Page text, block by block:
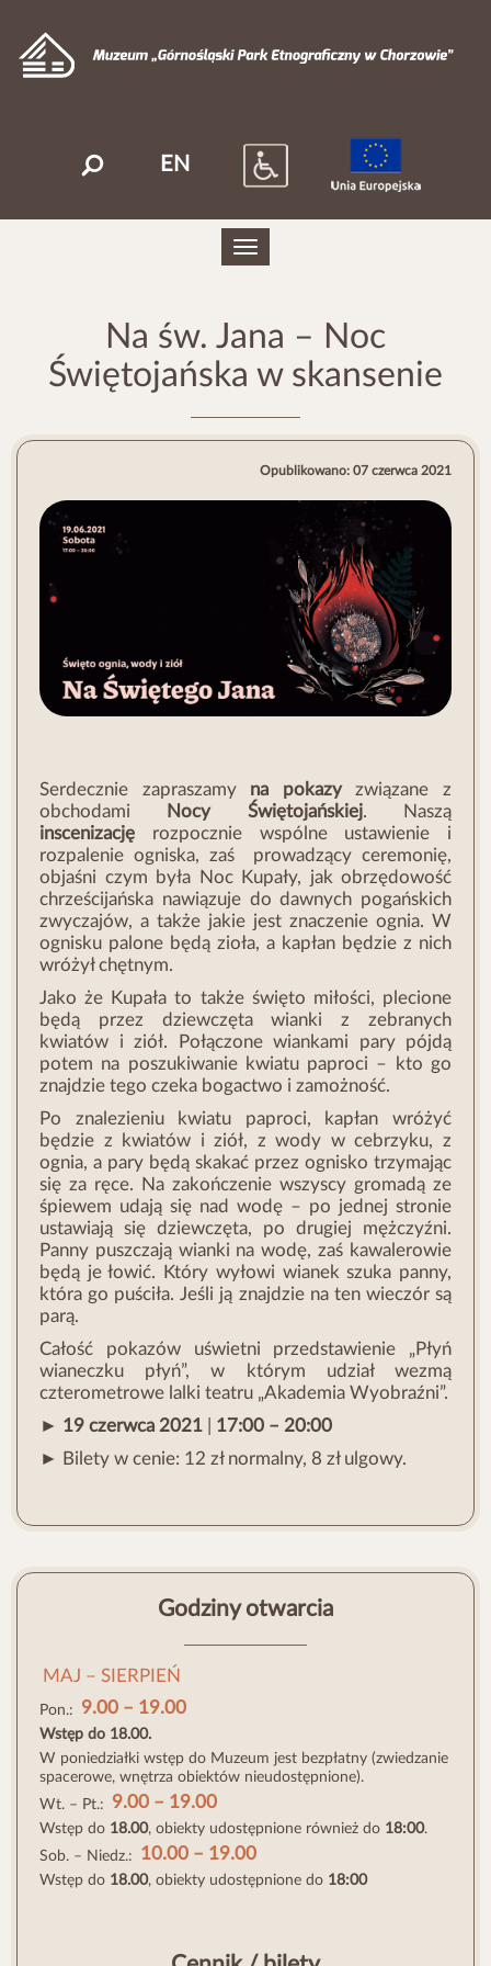
Szukaj EN
Toggle
navigation
Na św. Jana – Noc
Świętojańska w skansenie
Opublikowano: 07 czerwca 2021
Serdecznie zapraszamy na pokazyzwiązane z
obchodami
Nocy Świętojańskiej. Naszą
inscenizację rozpocznie wspólne ustawienie i
rozpalenie ogniska, zaś prowadzący ceremonię,
objaśni czym była Noc Kupały, jak obrzędowość
chrześcijańska nawiązuje do dawnych pogańskich
zwyczajów, a także jakie jest znaczenie ognia. W
ognisku palone będą zioła, a kapłan będzie z nich
wróżył chętnym.
Jako że Kupała to także święto miłości, plecione
będą przez dziewczęta wianki z zebranych
kwiatów i ziół. Połączone wiankami pary pójdą
potem na poszukiwanie kwiatu paproci – kto go
znajdzie tego czeka bogactwo i zamożność.
Po znalezieniu kwiatu paproci, kapłan wróżyć
będzie z kwiatów i ziół, z wody w cebrzyku, z
ognia, a pary będą skakać przez ognisko trzymając
się za ręce. Na zakończenie wszyscy gromadą ze
śpiewem udają się nad wodę – po jednej stronie
ustawiają się dziewczęta, po drugiej mężczyźni.
Panny puszczają wianki na wodę, zaś kawalerowie
będą je łowić. Który wyłowi wianek szuka panny,
która go puściła. Jeśli ją znajdzie na ten wieczór są
parą.
Całość pokazów uświetni przedstawienie „Płyń
wianeczku płyń”, w którym udział wezmą
czterometrowe lalki teatru „Akademia Wyobraźni”.
► 19 czerwca 2021
17:00 – 20:00
► Bilety w cenie: 12 zł normalny, 8 zł ulgowy.
Godziny otwarcia
MAJ – SIERPIEŃ
Pon.: 9.00 – 19.00
Wstęp do 18.00.
W poniedziałki wstęp do Muzeum jest bezpłatny (zwiedzanie
spacerowe, wnętrza obiektów nieudostępnione).
Wt. – Pt.:
9.00 – 19.00
Wstęp do 18.00, obiekty udostępnione również do 18:00.
Sob. – Niedz.:
10.00 – 19.00
Wstęp do 18.00, obiekty udostępnione do 18:00